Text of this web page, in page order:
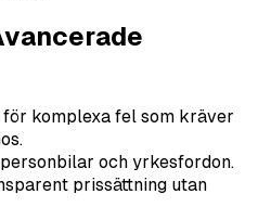
komplexa fel som kräver
och yrkesfordon.
prissättning utan